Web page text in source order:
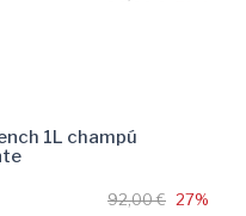
1L champú
92,00 € 27%